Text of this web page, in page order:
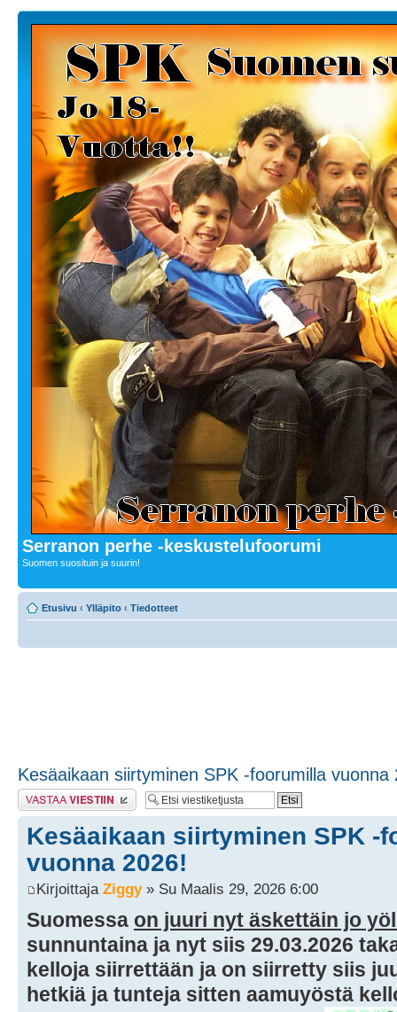
Serranon perhe -keskustelufoorumi
Suomen suosituin ja suurin!
Etusivu ‹ Ylläpito ‹ Tiedotteet
Kesäaikaan siirtyminen SPK -foorumilla vuonna
Lähetä vastaus
Kesäaikaan siirtyminen SPK -
vuonna 2026!
Kirjoittaja Ziggy» Su Maalis 29, 2026 6:00
Suomessa on juuri nyt äskettäin jo
sunnuntaina ja nyt siis 29.03.2026
kelloja siirrettään ja on siirretty siis
hetkiä ja tunteja sitten aamuyöstä